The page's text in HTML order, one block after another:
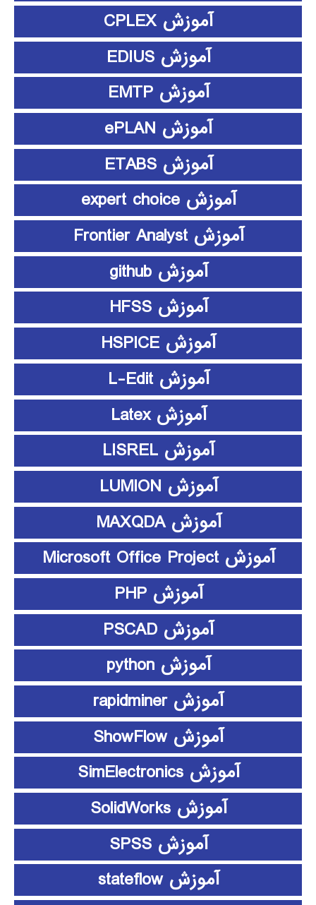
آموزش CPLEX
آموزش EDIUS
آموزش EMTP
آموزش ePLAN
آموزش ETABS
آموزش expert choice
آموزش Frontier Analyst
آموزش github
آموزش HFSS
آموزش HSPICE
آموزش L-Edit
آموزش Latex
آموزش LISREL
آموزش LUMION
آموزش MAXQDA
آموزش Microsoft Office Project
آموزش PHP
آموزش PSCAD
آموزش python
آموزش rapidminer
آموزش ShowFlow
آموزش SimElectronics
آموزش SolidWorks
آموزش SPSS
آموزش stateflow